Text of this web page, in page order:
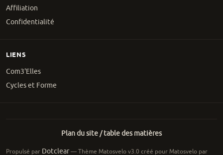
Affiliation
Confidentialité
LIENS
Com3'Elles
Cycles et Forme
Plan du site / table des matières
Propulsé par Dotclear— Thème Matosvelo v3.0 créé pour Matosvelo par